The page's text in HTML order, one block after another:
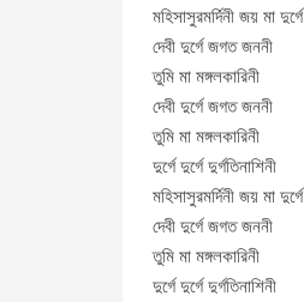
মহিসাসুরমর্দিনী জয় মা দুর্গে
দেবী দুর্গে জগত জননী
তুমি মা মঙ্গলকারিনী
দেবী দুর্গে জগত জননী
তুমি মা মঙ্গলকারিনী
দুর্গে দুর্গে দুর্গতিনাশিনী
মহিসাসুরমর্দিনী জয় মা দুর্গে
দেবী দুর্গে জগত জননী
তুমি মা মঙ্গলকারিনী
দুর্গে দুর্গে দুর্গতিনাশিনী